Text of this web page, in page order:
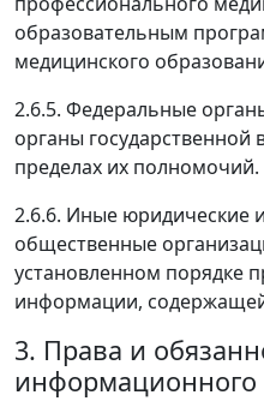
образовательным
медицинского
2.6.5. Федеральные
органы государственной
пределах их полномочий.
2.6.6. Иные юридические
общественные
установленном порядке
информации,
3. Права и
информационного